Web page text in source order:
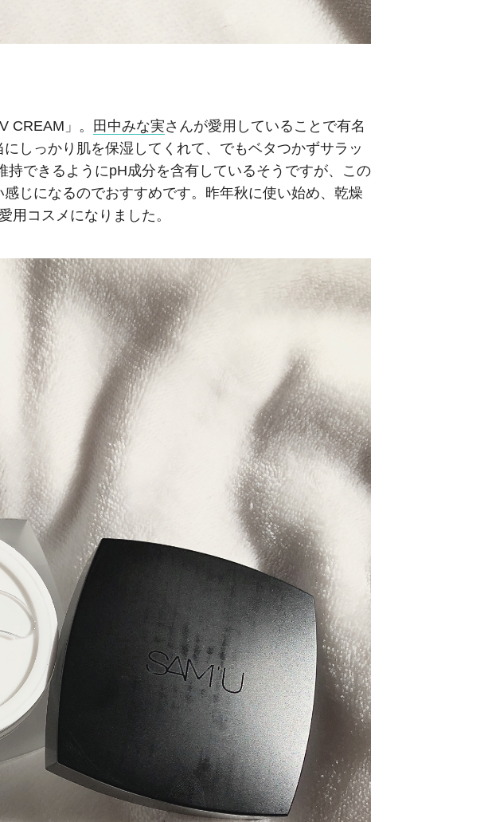
CREAM」。 田中みな実さんが愛用していることで有名
しっかり肌を保湿してくれて、でもベタつかずサラッ
持できるようにpH成分を含有しているそうですが、この
じになるのでおすすめです。昨年秋に使い始め、乾燥
用コスメになりました。